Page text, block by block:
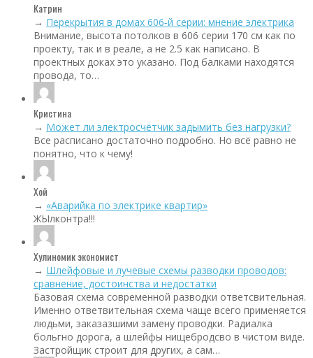
Катрин
→ Перекрытия в домах 606‑й серии: мнение электрика
Внимание, высота потолков в 606 серии 170 см как по
проекту, так и в реале, а не 2.5 как написано. В
проектных доках это указано. Под балками находятся
провода, то…
Кристина
→ Может ли электросчётчик задымить без нагрузки?
Все расписано достаточно подробно. Но всё равно не
понятно, что к чему!
Хой
→ «Аварийка по электрике квартир»
ЖЫлконтра!!!
Хулиномик экономист
→ Шлейфовые и лучевые схемы разводки проводов:
сравнение, достоинства и недостатки
Базовая схема современной разводки ответсвительная.
Именно ответвительная схема чаще всего применяется
людьми, заказазшими замену проводки. Радиалка
больгно дорога, а шлейфы нищебродсво в чистом виде.
Застройщик строит для других, а сам…